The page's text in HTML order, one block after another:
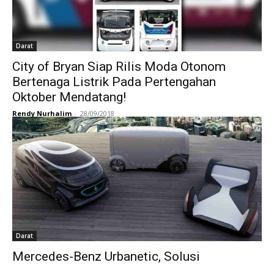
Darat
City of Bryan Siap Rilis Moda Otonom
Bertenaga Listrik Pada Pertengahan
Oktober Mendatang!
Rendy Nurhalim - 28/09/2018
Darat
Mercedes-Benz Urbanetic, Solusi